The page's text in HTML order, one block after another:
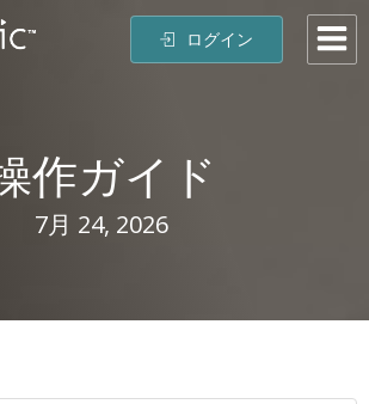
へ
ス
キ
ッ
ログイン
作ガイド
7月 24, 2026